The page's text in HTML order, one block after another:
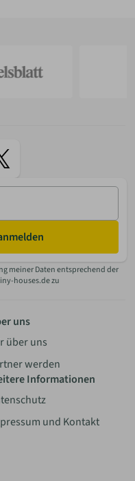
meiner Daten entsprechend der
houses.de zu
uns
über uns
werden
Informationen
und Kontakt